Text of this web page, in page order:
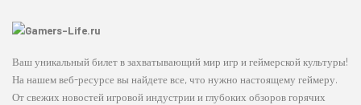
Ваш уникальный билет в захватывающий мир игр и геймерской культуры!
На нашем веб-ресурсе вы найдете все, что нужно настоящему геймеру.
От свежих новостей игровой индустрии и глубоких обзоров горячих